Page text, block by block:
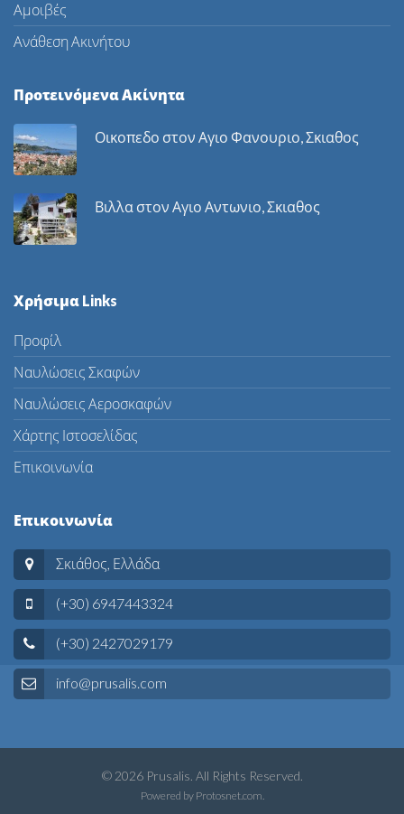
Αμοιβές
Ανάθεση Ακινήτου
Προτεινόμενα Ακίνητα
Οικοπεδο στον Αγιο Φανουριο, Σκιαθος
Βιλλα στον Αγιο Αντωνιο, Σκιαθος
Χρήσιμα Links
Προφίλ
Ναυλώσεις Σκαφών
Ναυλώσεις Αεροσκαφών
Χάρτης Ιστοσελίδας
Επικοινωνία
Επικοινωνία
Σκιάθος, Ελλάδα
(+30) 6947443324
(+30) 2427029179
info@prusalis.com
© 2026 Prusalis. All Rights Reserved.
Powered by Protosnet.com